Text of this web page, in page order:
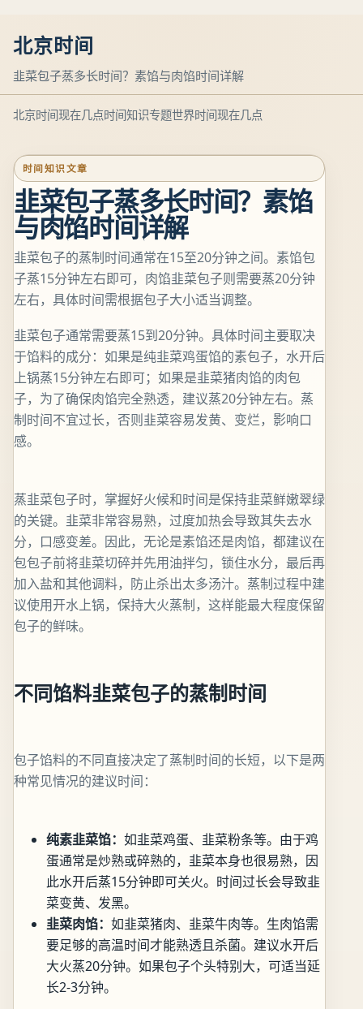
北京时间
韭菜包子蒸多长时间？素馅与肉馅时间详解
北京时间现在几点时间知识专题世界时间现在几点
时间知识文章
韭菜包子蒸多长时间？素馅
与肉馅时间详解
韭菜包子的蒸制时间通常在15至20分钟之间。素馅包
子蒸15分钟左右即可，肉馅韭菜包子则需要蒸20分钟
左右，具体时间需根据包子大小适当调整。
韭菜包子通常需要蒸15到20分钟。具体时间主要取决
于馅料的成分：如果是纯韭菜鸡蛋馅的素包子，水开后
上锅蒸15分钟左右即可；如果是韭菜猪肉馅的肉包
子，为了确保肉馅完全熟透，建议蒸20分钟左右。蒸
制时间不宜过长，否则韭菜容易发黄、变烂，影响口
感。
蒸韭菜包子时，掌握好火候和时间是保持韭菜鲜嫩翠绿
的关键。韭菜非常容易熟，过度加热会导致其失去水
分，口感变差。因此，无论是素馅还是肉馅，都建议在
包包子前将韭菜切碎并先用油拌匀，锁住水分，最后再
加入盐和其他调料，防止杀出太多汤汁。蒸制过程中建
议使用开水上锅，保持大火蒸制，这样能最大程度保留
包子的鲜味。
不同馅料韭菜包子的蒸制时间
包子馅料的不同直接决定了蒸制时间的长短，以下是两
种常见情况的建议时间：
纯素韭菜馅： 如韭菜鸡蛋、韭菜粉条等。由于鸡
蛋通常是炒熟或碎熟的，韭菜本身也很易熟，因
此水开后蒸15分钟即可关火。时间过长会导致韭
菜变黄、发黑。
韭菜肉馅： 如韭菜猪肉、韭菜牛肉等。生肉馅需
要足够的高温时间才能熟透且杀菌。建议水开后
大火蒸20分钟。如果包子个头特别大，可适当延
长2-3分钟。